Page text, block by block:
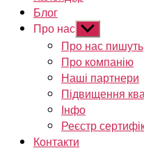
Блог
Про нас Показати
підменю
Про нас пишуть
Про компанію
Наші партнери
Підвищення
Інфо
Реєстр
Контакти